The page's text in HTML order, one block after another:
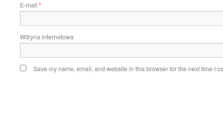
E-mail *
Witryna internetowa
Save my name, email, and website in this browser for the next time I